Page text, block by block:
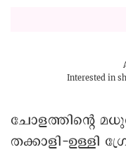
Interested in
ചോളത്തിന്റെ
തക്കാളി-ഉള്ളി